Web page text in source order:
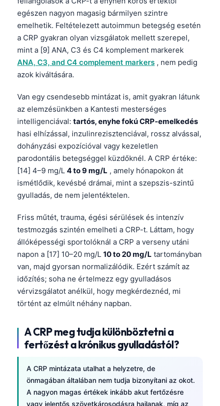
egészen nagyon magasig bármilyen szintre
emelhetik. Feltételezett autoimmun betegség esetén
a CRP gyakran olyan vizsgálatok mellett szerepel,
mint a [9] ANA, C3 és C4 komplement markerek
ANA, C3, and C4 complement markers , nem pedig
azok kiváltására.
Van egy csendesebb mintázat is, amit gyakran látunk
az elemzésünkben a Kantesti mesterséges
intelligenciával: tartós, enyhe fokú CRP-emelkedés
hasi elhízással, inzulinrezisztenciával, rossz alvással,
dohányzási expozícióval vagy kezeletlen
parodontális betegséggel küzdőknél. A CRP értéke:
[14] 4–9 mg/L 4 to 9 mg/L , amely hónapokon át
ismétlődik, kevésbé drámai, mint a szepszis-szintű
gyulladás, de nem jelentéktelen.
Friss műtét, trauma, égési sérülések és intenzív
testmozgás szintén emelheti a CRP-t. Láttam, hogy
állóképességi sportolóknál a CRP a verseny utáni
napon a [17] 10–20 mg/L 10 to 20 mg/L tartományban
van, majd gyorsan normalizálódik. Ezért számít az
időzítés; soha ne értelmezz egy gyulladásos
vérvizsgálatot anélkül, hogy megkérdeznéd, mi
történt az elmúlt néhány napban.
A CRP meg tudja különböztetni a
fertőzést a krónikus gyulladástól?
A CRP mintázata utalhat a helyzetre, de
önmagában általában nem tudja bizonyítani az okot.
A nagyon magas értékek inkább akut fertőzésre
vagy jelentős szövetkárosodásra hajlanak, míg az